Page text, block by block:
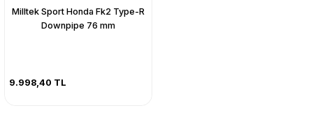
Milltek Sport Honda Fk2 Type-R
Downpipe 76 mm
9.998,40 TL